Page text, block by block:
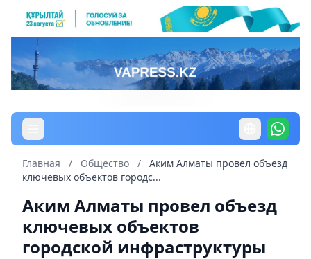
Главная / Общество /
Аким Алматы провел объезд
ключевых объектов городс...
Аким Алматы провел объезд
ключевых объектов
городской инфраструктуры